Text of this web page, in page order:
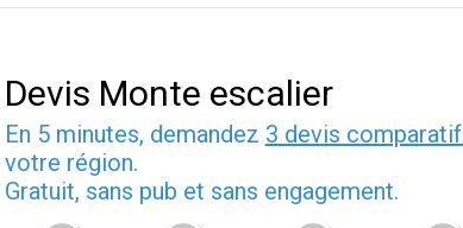
Devis Monte escalier
En 5 minutes, demandez 3 devis
votre région.
Gratuit, sans pub et sans engagement.